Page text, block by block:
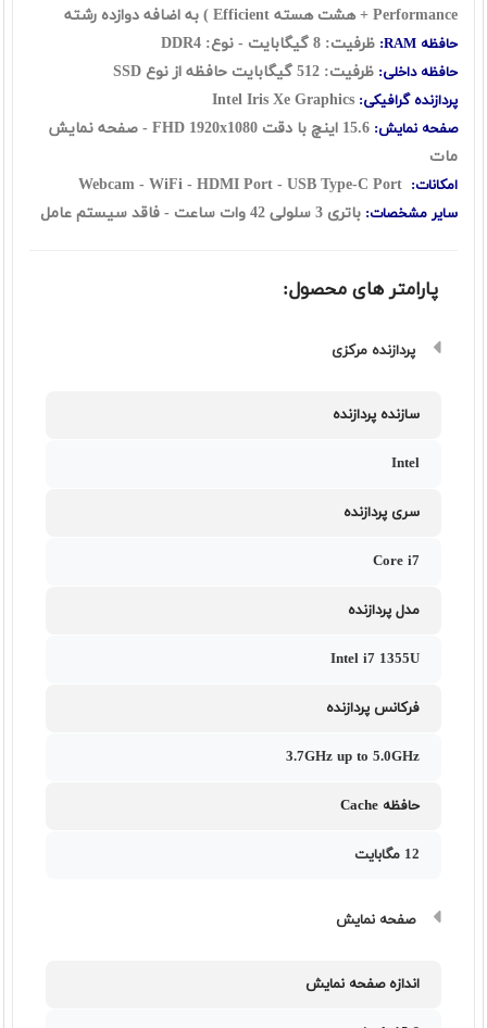
Performance + هشت هسته Efficient ) به اضافه دوازده رشته
حافظه RAM: ظرفیت: 8 گيگابايت - نوع: DDR4
حافظه داخلی: ظرفیت: 512 گیگابایت حافظه از نوع SSD
پردازنده گرافیکی:
صفحه نمایش:
15.6 اينچ با دقت FHD 1920x1080 - صفحه نمایش
مات
امکانات:
سایر مشخصات: باتری 3 سلولی 42 وات ساعت - فاقد سیستم عامل
پارامتر های محصول:
پردازنده مرکزی
سازنده پردازنده
Intel
سری پردازنده
Core i7
مدل پردازنده
Intel i7 1355U
فرکانس پردازنده
3.7GHz up to 5.0GHz
حافظه Cache
12 مگابایت
صفحه نمایش
اندازه صفحه نمایش